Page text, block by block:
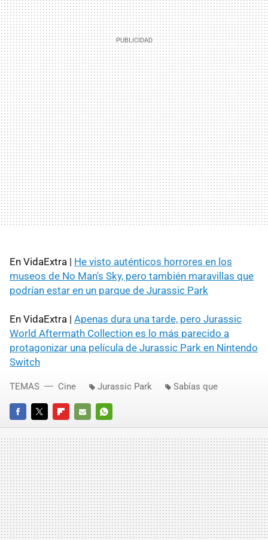
En VidaExtra | He visto auténticos horrores en los
museos de No Man's Sky, pero también maravillas que
podrían estar en un parque de Jurassic Park
En VidaExtra | Apenas dura una tarde, pero Jurassic
World Aftermath Collection es lo más parecido a
protagonizar una película de Jurassic Park en Nintendo
Switch
FACEBOOKTWITTERFLIPBOARD
E-
MAIL
WHATSAPP
TEMAS Cine Jurassic Park Sabías que